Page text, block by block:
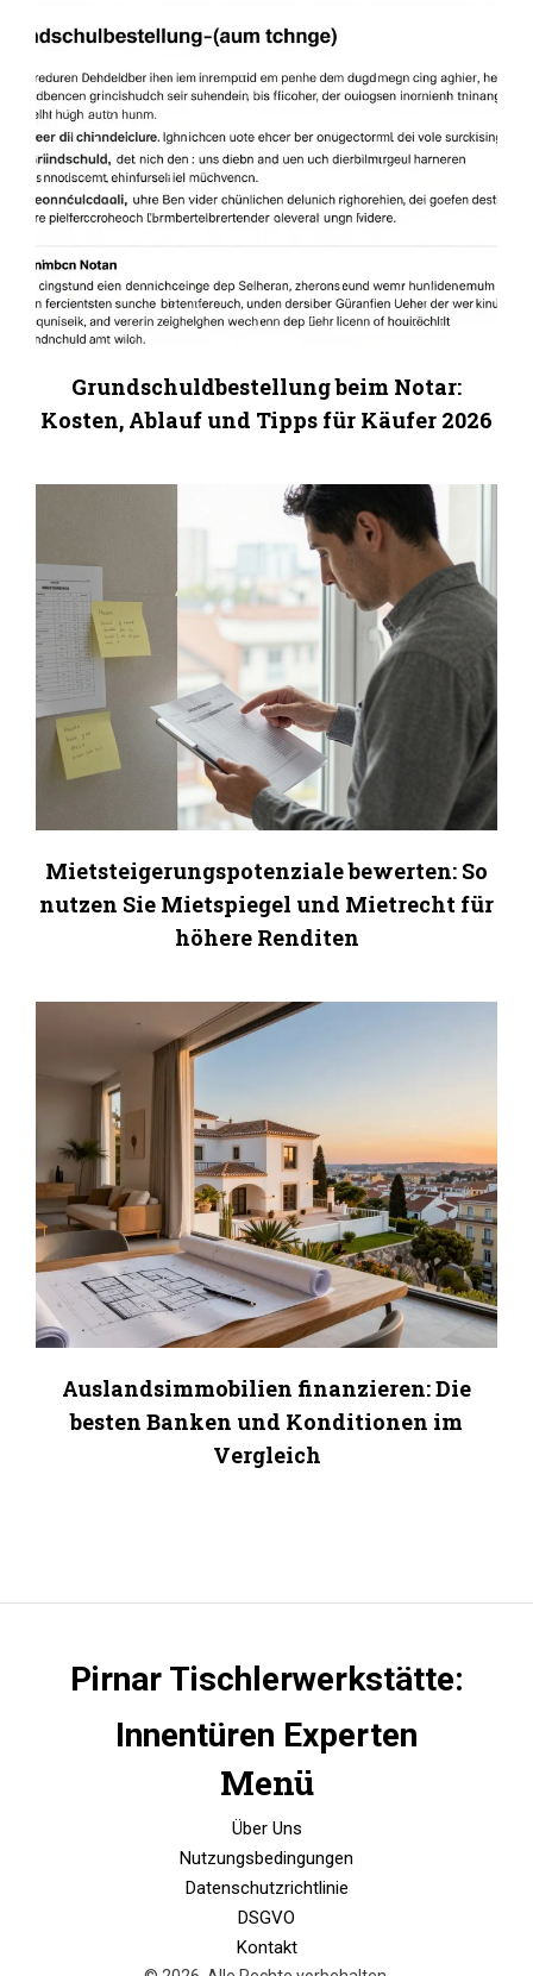
Grundschuldbestellung beim Notar:
Kosten, Ablauf und Tipps für Käufer 2026
Mietsteigerungspotenziale bewerten: So
nutzen Sie Mietspiegel und Mietrecht für
höhere Renditen
Auslandsimmobilien finanzieren: Die
besten Banken und Konditionen im
Vergleich
Pirnar Tischlerwerkstätte:
Innentüren Experten
Menü
Über Uns
Nutzungsbedingungen
Datenschutzrichtlinie
DSGVO
Kontakt